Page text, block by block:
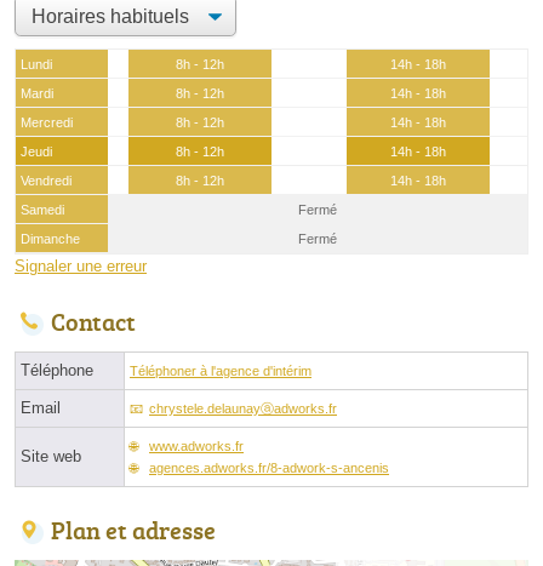
Lundi 8h - 12h
14h - 18h
Mardi
8h - 12h
14h - 18h
Mercredi
8h - 12h
14h - 18h
Jeudi
8h - 12h
14h - 18h
Vendredi
8h - 12h
14h - 18h
Samedi
Fermé
Dimanche
Fermé
Signaler une erreur
Contact
Téléphone Téléphoner à l'agence d'intérim
Email chrystele.delaunayⓐadworks.fr
Site web
www.adworks.fr
agences.adworks.fr/8-adwork-s-ancenis
Plan et adresse